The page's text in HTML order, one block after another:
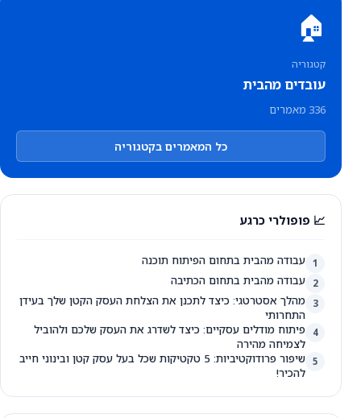
🏠
קטגוריה
עובדים מהבית
336 מאמרים
כל המאמרים בקטגוריה
📈 פופולרי כרגע
1 עבודה מהבית בתחום הפיתוח תוכנה
2 עבודה מהבית בתחום הכתיבה
3
מהלך אסטרטגי: כיצד לתכנן את הצלחת העסק הקטן שלך בעידן
התחרותי
4
פיתוח מודלים עסקיים: כיצד לשדרג את העסק שלכם ולהוביל
לצמיחה מהירה
5
שיפור פרודוקטיביות: 5 טקטיקות שכל בעל עסק קטן ובינוני חייב
להכיר!